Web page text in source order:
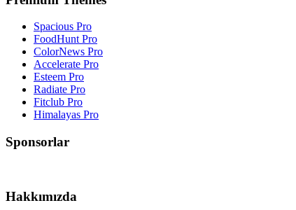
Spacious Pro
FoodHunt Pro
ColorNews Pro
Accelerate Pro
Esteem Pro
Radiate Pro
Fitclub Pro
Himalayas Pro
Sponsorlar
Hakkımızda